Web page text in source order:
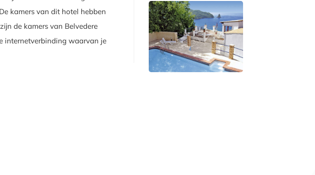
kamers van dit hotel hebben
de kamers van Belvedere
internetverbinding waarvan je